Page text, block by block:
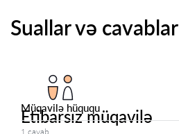
Suallar və cavablar
Müqavilə hüququ
Etibarsız müqavilə
1 cavab